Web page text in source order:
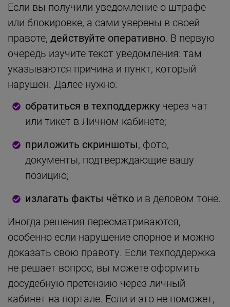
Если вы получили уведомление о штрафе
или блокировке, а сами уверены в своей
правоте, действуйте оперативно. В первую
очередь изучите текст уведомления: там
указываются причина и пункт, который
нарушен. Далее нужно:
обратиться в техподдержку через чат
или тикет в Личном кабинете;
приложить скриншоты, фото,
документы, подтверждающие вашу
позицию;
излагать факты чётко и в деловом тоне.
Иногда решения пересматриваются,
особенно если нарушение спорное и можно
доказать свою правоту. Если техподдержка
не решает вопрос, вы можете оформить
досудебную претензию через личный
кабинет на портале. Если и это не поможет,